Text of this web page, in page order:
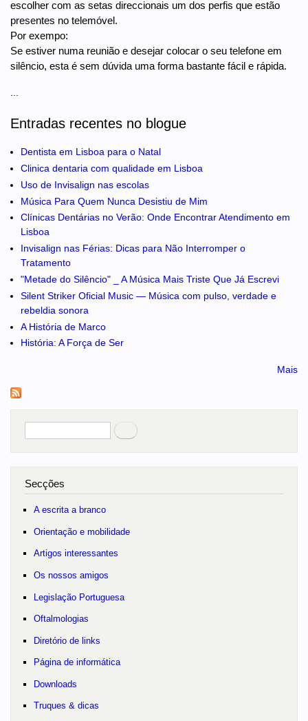
escolher com as setas direccionais um dos perfis que estão
presentes no telemóvel.
Por exempo:
Se estiver numa reunião e desejar colocar o seu telefone em
silêncio, esta é sem dúvida uma forma bastante fácil e rápida.
...
Entradas recentes no blogue
Dentista em Lisboa para o Natal
Clinica dentaria com qualidade em Lisboa
Uso de Invisalign nas escolas
Música Para Quem Nunca Desistiu de Mim
Clínicas Dentárias no Verão: Onde Encontrar Atendimento em
Lisboa
Invisalign nas Férias: Dicas para Não Interromper o
Tratamento
"Metade do Silêncio" _ A Música Mais Triste Que Já Escrevi
Silent Striker Oficial Music — Música com pulso, verdade e
rebeldia sonora
A História de Marco
História: A Força de Ser
Mais
Pesquisar
Secções
A escrita a branco
Orientação e mobilidade
Artigos interessantes
Os nossos amigos
Legislação Portuguesa
Oftalmologias
Diretório de links
Página de informática
Downloads
Truques & dicas